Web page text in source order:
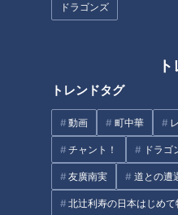
ドラゴンズ
トレンドタグ
動画 町中華
チャント！ ドラゴ
友廣南実 道との遭
北辻利寿の日本はじめて
ドラゴンズ・勝野昌慶（か
ている岐阜県可児市出身。今
なるというのか。10月11日の
ンツ戦では、岐阜県可児市協
ー」が開催されるが、市役所
ていないで、仕舞いこんだ垂
しいものである。
それはさておき、まずは勝野